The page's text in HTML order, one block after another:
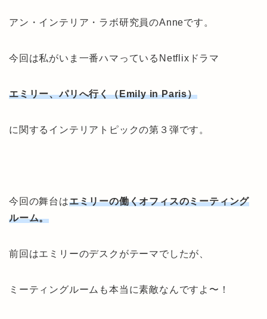
アン・インテリア・ラボ研究員のAnneです。
今回は私がいま一番ハマっているNetflixドラマ
エミリー、パリへ行く（Emily in Paris）
に関するインテリアトピックの第３弾です。
今回の舞台はエミリーの働くオフィスのミーティング
ルーム。
前回はエミリーのデスクがテーマでしたが、
ミーティングルームも本当に素敵なんですよ〜！